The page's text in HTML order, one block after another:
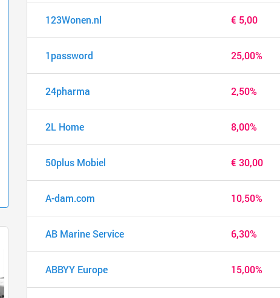
123Wonen.nl € 5,00
1password 25,00%
24pharma 2,50%
2L Home 8,00%
50plus Mobiel € 30,00
A-dam.com 10,50%
AB Marine Service 6,30%
ABBYY Europe 15,00%